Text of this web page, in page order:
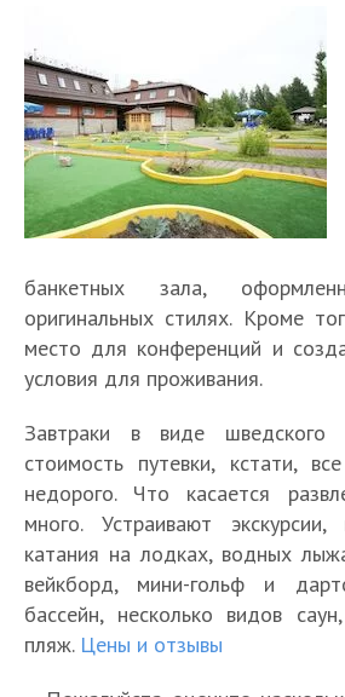
банкетных зала,
оригинальных стилях. Кроме
место для конференций и
условия для проживания.
Завтраки в виде
стоимость путевки, кстати,
недорого. Что касается
много. Устраивают экскурсии,
катания на лодках, водных
вейкборд, мини-гольф и
бассейн, несколько видов
пляж. Цены и отзывы